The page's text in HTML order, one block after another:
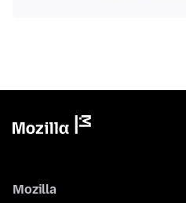
Mozilla